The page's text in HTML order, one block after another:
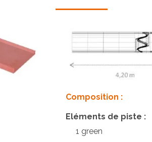
Composition :
Eléments de piste :
1 green